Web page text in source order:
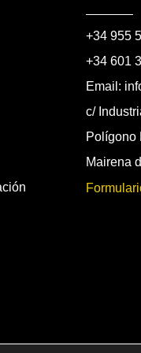
+34 955
+34 601
Email:
c/
Polígono
Mairena